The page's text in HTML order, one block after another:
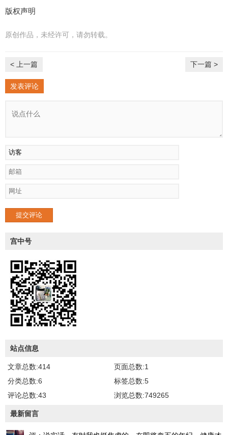
版权声明
原创作品，未经许可，请勿转载。
< 上一篇 下一篇 >
发表评论
提交评论
宫中号
站点信息
文章总数:414
页面总数:1
分类总数:6
标签总数:5
评论总数:43
浏览总数:749265
最新留言